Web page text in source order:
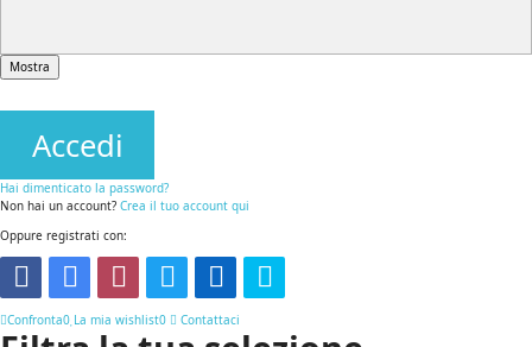
Mostra
Accedi
Hai dimenticato la password?
Non hai un account? Crea il tuo account qui
Oppure registrati con:
Confronta0 La mia wishlist0 Contattaci